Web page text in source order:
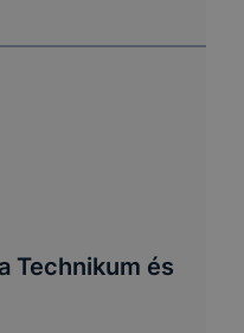
Technikum és